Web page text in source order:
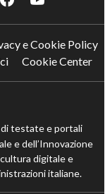
e Cookie Policy
Cookie Center
testate e portali
e dell’Innovazione
digitale e
italiane.